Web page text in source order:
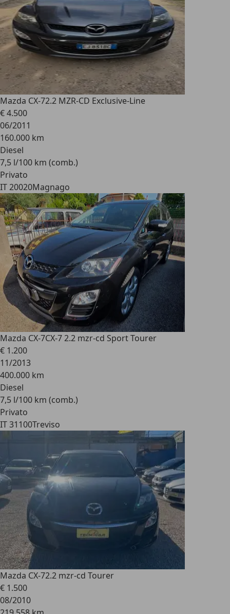
Mazda CX-72.2 MZR-CD Exclusive-Line
€ 4.500
06/2011
160.000 km
Diesel
7,5 l/100 km (comb.)
Privato
IT 20020Magnago
Mazda CX-7CX-7 2.2 mzr-cd Sport Tourer
€ 1.200
11/2013
400.000 km
Diesel
7,5 l/100 km (comb.)
Privato
IT 31100Treviso
Mazda CX-72.2 mzr-cd Tourer
€ 1.500
08/2010